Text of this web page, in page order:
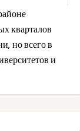
кварталов
но всего в
и